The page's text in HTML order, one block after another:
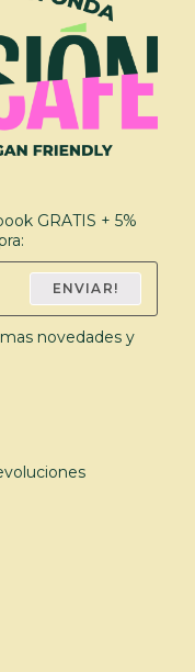
GRATIS + 5%
ENVIAR!
novedades y